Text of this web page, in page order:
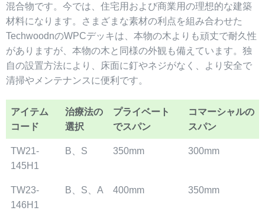
混合物です。今では、住宅用および商業用の理想的な建築
材料になります。さまざまな素材の利点を組み合わせた
TechwoodnのWPCデッキは、本物の木よりも頑丈で耐久性
がありますが、本物の木と同様の外観も備えています。独
自の設置方法により、床面に釘やネジがなく、より安全で
清掃やメンテナンスに便利です。
アイテム
コード
治療法の
選択
プライベート
でスパン
コマーシャルの
スパン
TW21-
145H1
B、S 350mm 300mm
TW23-
146H1
B、S、A 400mm 350mm